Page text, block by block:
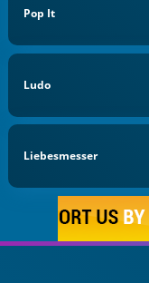
Pop It
Ludo
Liebesmesser